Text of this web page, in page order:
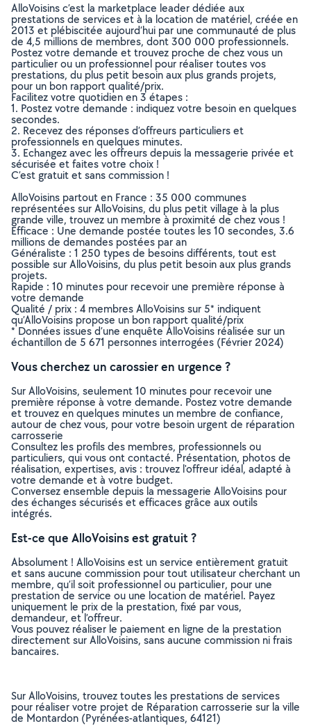
AlloVoisins c’est la marketplace leader dédiée aux
prestations de services et à la location de matériel, créée en
2013 et plébiscitée aujourd’hui par une communauté de plus
de 4,5 millions de membres, dont 300 000 professionnels.
Postez votre demande et trouvez proche de chez vous un
particulier ou un professionnel pour réaliser toutes vos
prestations, du plus petit besoin aux plus grands projets,
pour un bon rapport qualité/prix.
Facilitez votre quotidien en 3 étapes :
1. Postez votre demande : indiquez votre besoin en quelques
secondes.
2. Recevez des réponses d’offreurs particuliers et
professionnels en quelques minutes.
3. Echangez avec les offreurs depuis la messagerie privée et
sécurisée et faites votre choix !
C’est gratuit et sans commission !
AlloVoisins partout en France : 35 000 communes
représentées sur AlloVoisins, du plus petit village à la plus
grande ville, trouvez un membre à proximité de chez vous !
Efficace : Une demande postée toutes les 10 secondes, 3.6
millions de demandes postées par an
Généraliste : 1 250 types de besoins différents, tout est
possible sur AlloVoisins, du plus petit besoin aux plus grands
projets.
Rapide : 10 minutes pour recevoir une première réponse à
votre demande
Qualité / prix : 4 membres AlloVoisins sur 5* indiquent
qu’AlloVoisins propose un bon rapport qualité/prix
* Données issues d’une enquête AlloVoisins réalisée sur un
échantillon de 5 671 personnes interrogées (Février 2024)
Vous cherchez un carossier en urgence ?
Sur AlloVoisins, seulement 10 minutes pour recevoir une
première réponse à votre demande. Postez votre demande
et trouvez en quelques minutes un membre de confiance,
autour de chez vous, pour votre besoin urgent de réparation
carrosserie
Consultez les profils des membres, professionnels ou
particuliers, qui vous ont contacté. Présentation, photos de
réalisation, expertises, avis : trouvez l'offreur idéal, adapté à
votre demande et à votre budget.
Conversez ensemble depuis la messagerie AlloVoisins pour
des échanges sécurisés et efficaces grâce aux outils
intégrés.
Est-ce que AlloVoisins est gratuit ?
Absolument ! AlloVoisins est un service entièrement gratuit
et sans aucune commission pour tout utilisateur cherchant un
membre, qu’il soit professionnel ou particulier, pour une
prestation de service ou une location de matériel. Payez
uniquement le prix de la prestation, fixé par vous,
demandeur, et l’offreur.
Vous pouvez réaliser le paiement en ligne de la prestation
directement sur AlloVoisins, sans aucune commission ni frais
bancaires.
Sur AlloVoisins, trouvez toutes les prestations de services
pour réaliser votre projet de Réparation carrosserie sur la ville
de Montardon (Pyrénées-atlantiques, 64121)